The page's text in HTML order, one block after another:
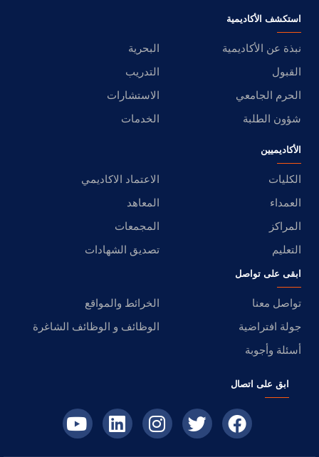
استكشف الأكاديمية
نبذة عن الأكاديمية
البحرية
القبول
التدريب
الحرم الجامعي
الاستشارات
شؤون الطلبة
الخدمات
الأكاديميين
الكليات
الاعتماد الاكاديمي
العمداء
المعاهد
المراكز
المجمعات
التعليم
تصديق الشهادات
ابقى على تواصل
تواصل معنا
الخرائط والمواقع
جولة افتراضية
الوظائف و الوظائف الشاغرة
أسئلة وأجوبة
ابق على اتصال